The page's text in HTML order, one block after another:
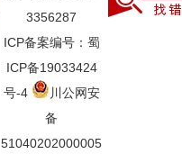
3356287
ICP备案编号：蜀
ICP备19033424
号-4
川公网安
备
51040202000005